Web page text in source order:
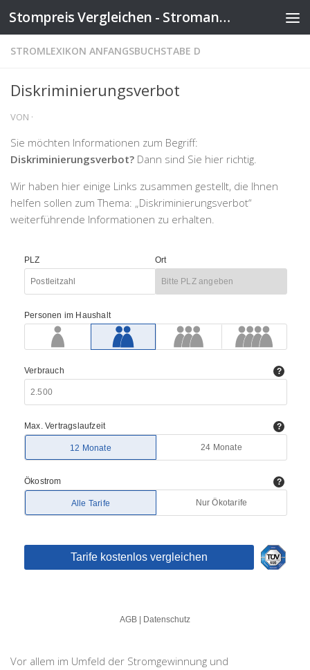
Zum Inhalt springen Stompreis Vergleichen - Stromanbieter wechseln
STROMLEXIKON ANFANGSBUCHSTABE D
Diskriminierungsverbot
VON ·
Sie möchten Informationen zum Begriff:
Diskriminierungsverbot? Dann sind Sie hier richtig.
Wir haben hier einige Links zusammen gestellt, die Ihnen
helfen sollen zum Thema: „Diskriminierungsverbot“
weiterführende Informationen zu erhalten.
Vor allem im Umfeld der Stromgewinnung und